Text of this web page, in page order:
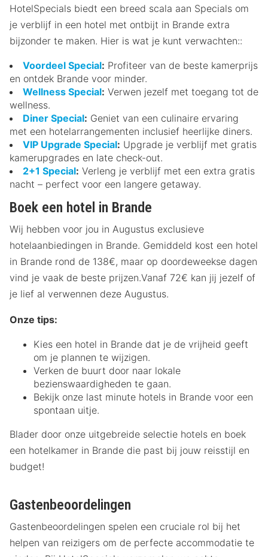
HotelSpecials biedt een breed scala aan Specials om
je verblijf in een hotel met ontbijt in Brande extra
bijzonder te maken. Hier is wat je kunt verwachten::
Voordeel Special: Profiteer van de beste kamerprijs
en ontdek Brande voor minder.
Wellness Special: Verwen jezelf met toegang tot de
wellness.
Diner Special: Geniet van een culinaire ervaring
met een hotelarrangementen inclusief heerlijke diners.
VIP Upgrade Special: Upgrade je verblijf met gratis
kamerupgrades en late check-out.
2+1 Special: Verleng je verblijf met een extra gratis
nacht – perfect voor een langere getaway.
Boek een hotel in Brande
Wij hebben voor jou in Augustus exclusieve
hotelaanbiedingen in Brande. Gemiddeld kost een hotel
in Brande rond de 138€, maar op doordeweekse dagen
vind je vaak de beste prijzen.Vanaf 72€ kan jij jezelf of
je lief al verwennen deze Augustus.
Onze tips:
Kies een hotel in Brande dat je de vrijheid geeft
om je plannen te wijzigen.
Verken de buurt door naar lokale
bezienswaardigheden te gaan.
Bekijk onze last minute hotels in Brande voor een
spontaan uitje.
Blader door onze uitgebreide selectie hotels en boek
een hotelkamer in Brande die past bij jouw reisstijl en
budget!
Gastenbeoordelingen
Gastenbeoordelingen spelen een cruciale rol bij het
helpen van reizigers om de perfecte accommodatie te